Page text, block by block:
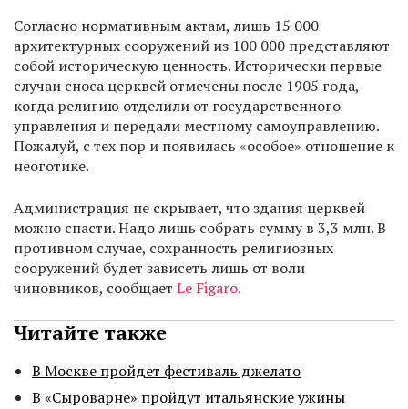
Согласно нормативным актам, лишь 15 000
архитектурных сооружений из 100 000 представляют
собой историческую ценность. Исторически первые
случаи сноса церквей отмечены после 1905 года,
когда религию отделили от государственного
управления и передали местному самоуправлению.
Пожалуй, с тех пор и появилась «особое» отношение к
неоготике.
Администрация не скрывает, что здания церквей
можно спасти. Надо лишь собрать сумму в 3,3 млн. В
противном случае, сохранность религиозных
сооружений будет зависеть лишь от воли
чиновников, сообщает Le Figaro.
Читайте также
В Москве пройдет фестиваль джелато
В «Сыроварне» пройдут итальянские ужины